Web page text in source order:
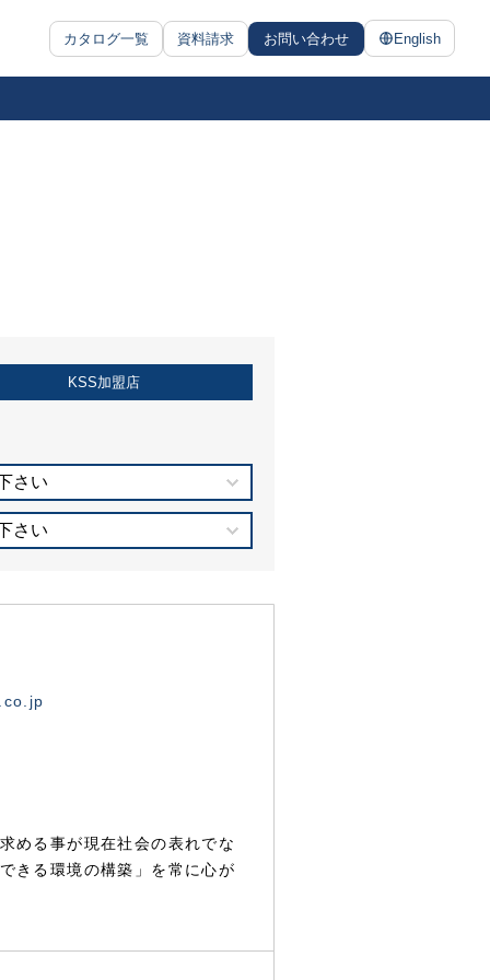
カタログ一覧 資料請求 お問い合わせ English
KSS加盟店
さい
さい
める事が現在社会の表れでな
きる環境の構築」を常に心が